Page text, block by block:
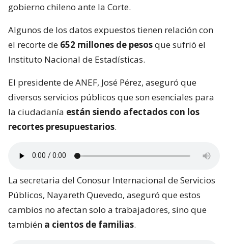
gobierno chileno ante la Corte.
Algunos de los datos expuestos tienen relación con
el recorte de 652 millones de pesosque sufrió el
Instituto Nacional de Estadísticas.
El presidente de ANEF, José Pérez, aseguró que
diversos servicios públicos que son esenciales para
la ciudadanía están siendo afectados con los
recortes presupuestarios.
La secretaria del Conosur Internacional de Servicios
Públicos, Nayareth Quevedo, aseguró que estos
cambios no afectan solo a trabajadores, sino que
también a cientos de familias.